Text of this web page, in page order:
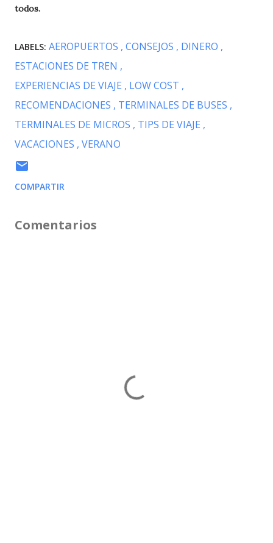
todos.
LABELS: AEROPUERTOS CONSEJOS
DINERO
ESTACIONES DE TREN
EXPERIENCIAS DE VIAJE
LOW COST
RECOMENDACIONES
TERMINALES DE BUSES
TERMINALES DE MICROS
TIPS DE VIAJE
VACACIONES VERANO
COMPARTIR
Comentarios